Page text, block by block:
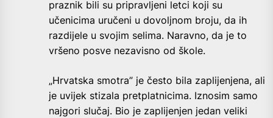
praznik bili su pripravljeni letci koji su
učenicima uručeni u dovoljnom broju, da ih
razdijele u svojim selima. Naravno, da je to
vršeno posve nezavisno od škole.
„Hrvatska smotra” je često bila zaplijenjena, ali
je uvijek stizala pretplatnicima. Iznosim samo
najgori slučaj. Bio je zaplijenjen jedan veliki